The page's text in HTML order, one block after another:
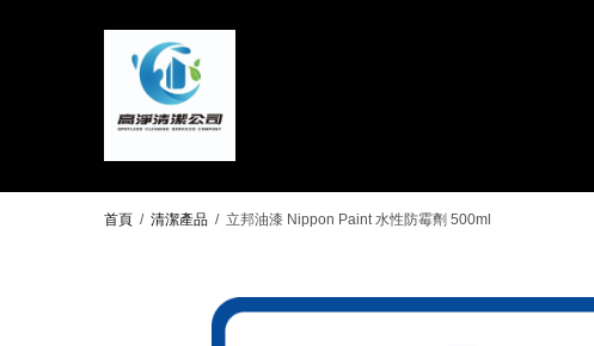
首頁 / 清潔產品 / 立邦油漆 Nippon Paint 水性防霉劑 500ml